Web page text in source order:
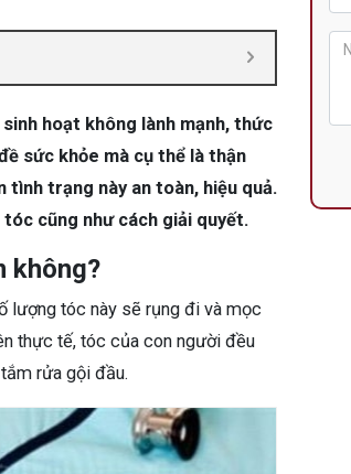
hoạt không lành mạnh, thức
sức khỏe mà cụ thể là thận
tình trạng này an toàn, hiệu quả.
cũng như cách giải quyết.
không?
lượng tóc này sẽ rụng đi và mọc
thực tế, tóc của con người đều
rửa gội đầu.